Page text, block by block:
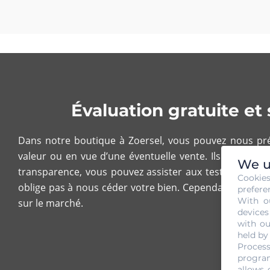
Évaluation gratuite et
Dans notre boutique à Zoersel, vous pouvez nous
valeur ou en vue d’une éventuelle vente. Ils
transparence, vous pouvez assister aux tests de
oblige pas à nous céder votre bien. Cependant,
sur le marché.
We
With
with
held